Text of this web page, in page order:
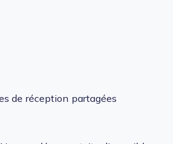
de réception partagées